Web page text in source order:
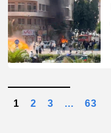
1 2 3 ... 63